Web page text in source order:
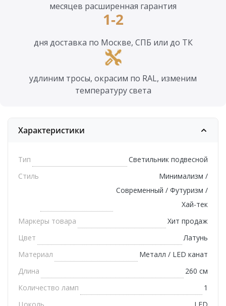
месяцев расширенная гарантия
1-2
дня доставка по Москве, СПБ или до ТК
удлиним тросы, окрасим по RAL, изменим
температуру света
Характеристики
Тип
Светильник подвесной
Стиль
Минимализм /
Современный / Футуризм /
Хай-тек
Маркеры товара
Хит продаж
Цвет
Латунь
Материал
Металл / LED канат
Длина
260 см
Количество ламп
1